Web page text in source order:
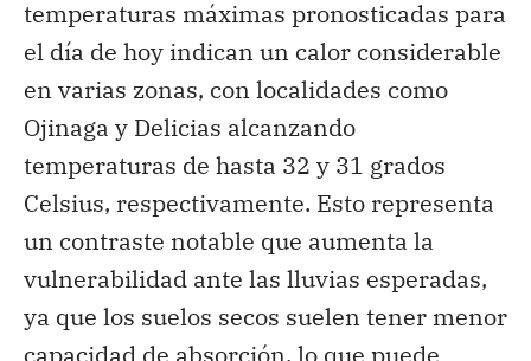
temperaturas máximas pronosticadas para
el día de hoy indican un calor considerable
en varias zonas, con localidades como
Ojinaga y Delicias alcanzando
temperaturas de hasta 32 y 31 grados
Celsius, respectivamente. Esto representa
un contraste notable que aumenta la
vulnerabilidad ante las lluvias esperadas,
ya que los suelos secos suelen tener menor